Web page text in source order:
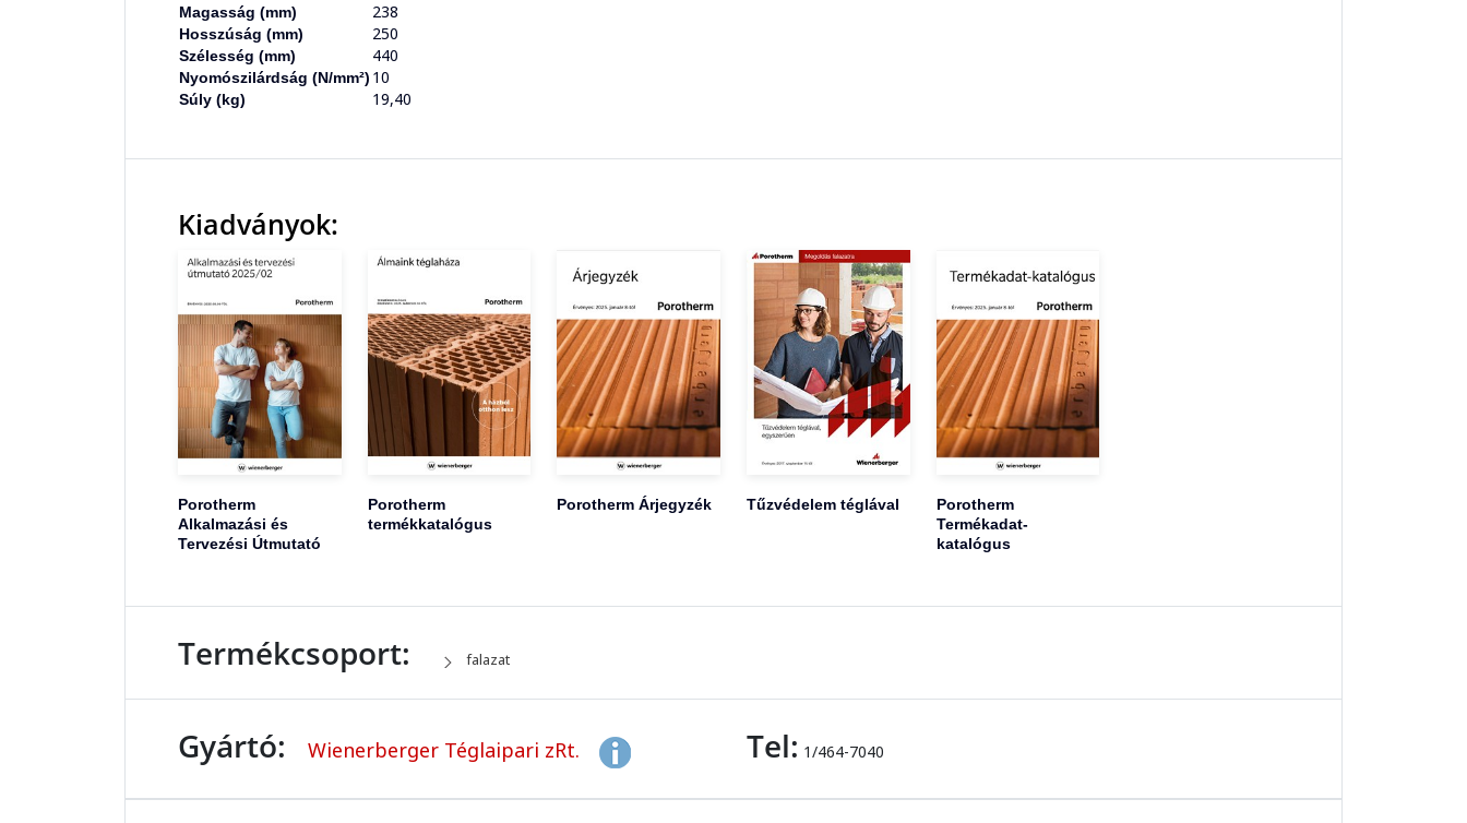
Magasság (mm) 238
Hosszúság (mm) 250
Szélesség (mm) 440
Nyomószilárdság (N/mm²) 10
Súly (kg) 19,40
Kiadványok:
Porotherm
Alkalmazási és
Tervezési Útmutató
Porotherm
termékkatalógus
Porotherm Árjegyzék Tűzvédelem téglával
Porotherm
Termékadat-
katalógus
Termékcsoport: falazat
Gyártó: Wienerberger Téglaipari zRt. Tel: 1/464-7040